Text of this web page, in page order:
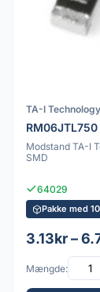
TA-I
RM06JTL750
Modstand TA-I
SMD
64029
Pakke med
3.13kr –
Mængde: